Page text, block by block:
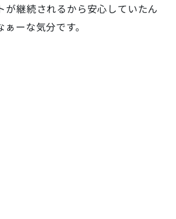
が継続されるから安心していたん
ーな気分です。